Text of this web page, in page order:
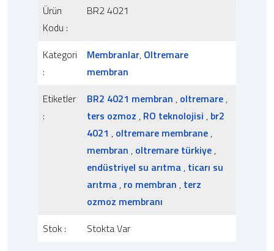
Ürün
Kodu :
BR2 4021
Kategori
:
Membranlar, Oltremare
membran
Etiketler
:
BR2 4021 membran , oltremare ,
ters ozmoz , RO teknolojisi , br2
4021 , oltremare membrane ,
membran , oltremare türkiye ,
endüstriyel su arıtma , ticarı su
arıtma , ro membran , terz
ozmoz membranı
Stok :
Stokta Var